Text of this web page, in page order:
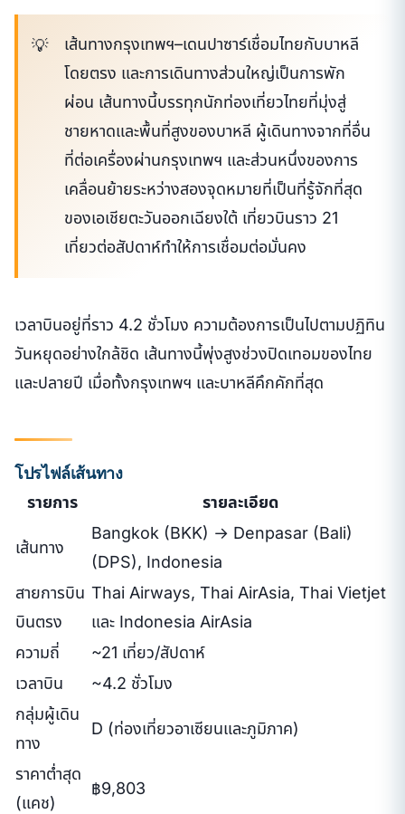
เส้นทางกรุงเทพฯ–เดนปาซาร์เชื่อมไทยกับบาหลี
โดยตรง และการเดินทางส่วนใหญ่เป็นการพัก
ผ่อน เส้นทางนี้บรรทุกนักท่องเที่ยวไทยที่มุ่งสู่
ชายหาดและพื้นที่สูงของบาหลี ผู้เดินทางจากที่อื่น
ที่ต่อเครื่องผ่านกรุงเทพฯ และส่วนหนึ่งของการ
เคลื่อนย้ายระหว่างสองจุดหมายที่เป็นที่รู้จักที่สุด
ของเอเชียตะวันออกเฉียงใต้ เที่ยวบินราว 21
เที่ยวต่อสัปดาห์ทำให้การเชื่อมต่อมั่นคง
เวลาบินอยู่ที่ราว 4.2 ชั่วโมง ความต้องการเป็นไปตามปฏิทิน
วันหยุดอย่างใกล้ชิด เส้นทางนี้พุ่งสูงช่วงปิดเทอมของไทย
และปลายปี เมื่อทั้งกรุงเทพฯ และบาหลีคึกคักที่สุด
โปรไฟล์เส้นทาง
รายการ รายละเอียด
เส้นทาง
Bangkok (BKK) → Denpasar (Bali)
(DPS), Indonesia
สายการบิน
บินตรง
Thai Airways, Thai AirAsia, Thai Vietjet
และ Indonesia AirAsia
ความถี่
~21 เที่ยว/สัปดาห์
เวลาบิน
~4.2 ชั่วโมง
กลุ่มผู้เดิน
ทาง
D (ท่องเที่ยวอาเซียนและภูมิภาค)
ราคาต่ำสุด
(แคช)
฿9,803